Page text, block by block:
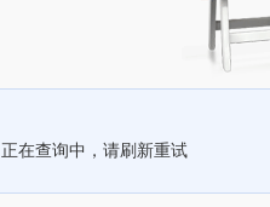
正在查询中，请刷新重试